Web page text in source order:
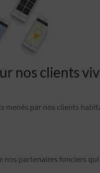
nos clients
menés par nos clients
partenaires fonciers